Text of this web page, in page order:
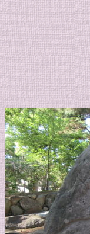
門
う
桂